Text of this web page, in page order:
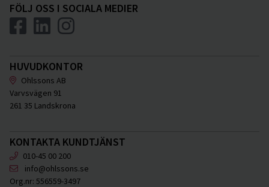
FÖLJ OSS I SOCIALA MEDIER
HUVUDKONTOR
Ohlssons AB
Varvsvägen 91
261 35 Landskrona
KONTAKTA KUNDTJÄNST
010-45 00 200
info@ohlssons.se
Org.nr: 556559-3497